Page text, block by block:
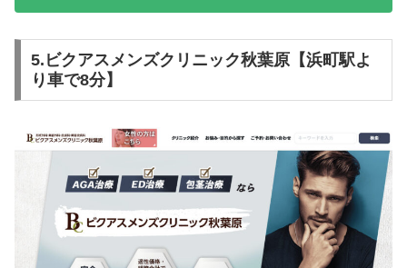
5.ビクアスメンズクリニック秋葉原【浜町駅よ
り車で8分】